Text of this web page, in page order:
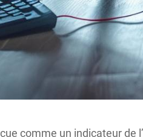
comme un indicateur de l’